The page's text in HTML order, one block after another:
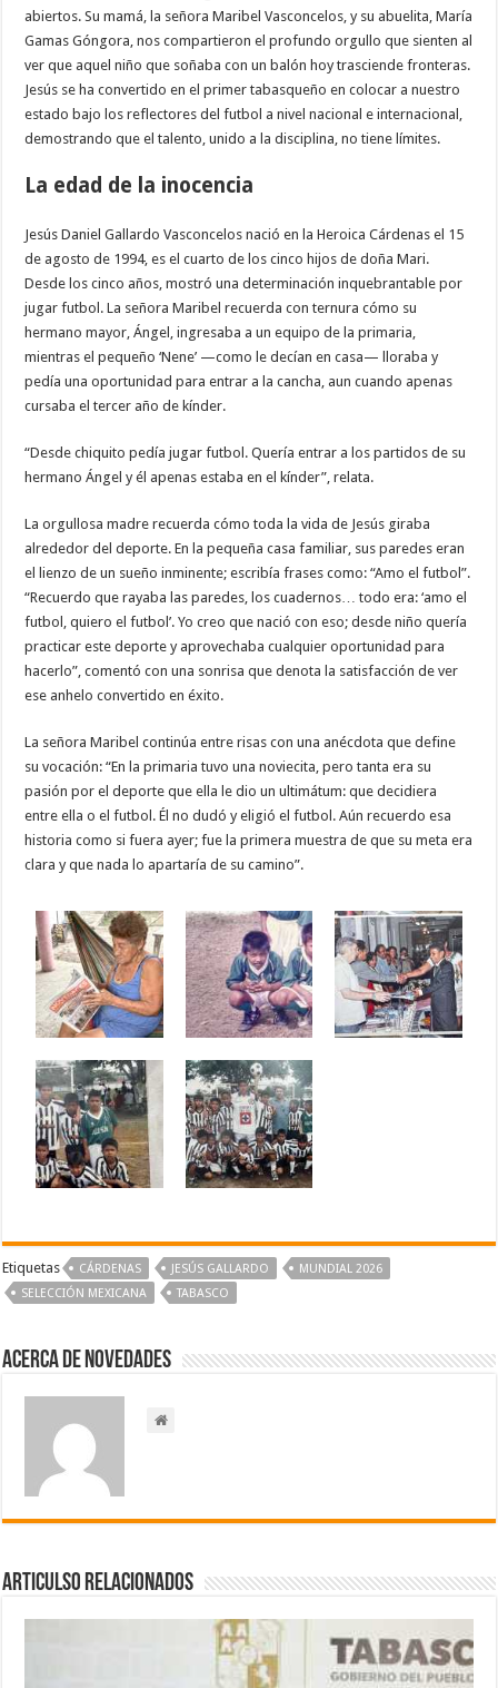
abiertos. Su mamá, la señora Maribel Vasconcelos, y su abuelita, María
Gamas Góngora, nos compartieron el profundo orgullo que sienten al
ver que aquel niño que soñaba con un balón hoy trasciende fronteras.
Jesús se ha convertido en el primer tabasqueño en colocar a nuestro
estado bajo los reflectores del futbol a nivel nacional e internacional,
demostrando que el talento, unido a la disciplina, no tiene límites.
La edad de la inocencia
Jesús Daniel Gallardo Vasconcelos nació en la Heroica Cárdenas el 15
de agosto de 1994, es el cuarto de los cinco hijos de doña Mari.
Desde los cinco años, mostró una determinación inquebrantable por
jugar futbol. La señora Maribel recuerda con ternura cómo su
hermano mayor, Ángel, ingresaba a un equipo de la primaria,
mientras el pequeño ‘Nene’ —como le decían en casa— lloraba y
pedía una oportunidad para entrar a la cancha, aun cuando apenas
cursaba el tercer año de kínder.
“Desde chiquito pedía jugar futbol. Quería entrar a los partidos de su
hermano Ángel y él apenas estaba en el kínder”, relata.
La orgullosa madre recuerda cómo toda la vida de Jesús giraba
alrededor del deporte. En la pequeña casa familiar, sus paredes eran
el lienzo de un sueño inminente; escribía frases como: “Amo el futbol”.
“Recuerdo que rayaba las paredes, los cuadernos… todo era: ‘amo el
futbol, quiero el futbol’. Yo creo que nació con eso; desde niño quería
practicar este deporte y aprovechaba cualquier oportunidad para
hacerlo”, comentó con una sonrisa que denota la satisfacción de ver
ese anhelo convertido en éxito.
La señora Maribel continúa entre risas con una anécdota que define
su vocación: “En la primaria tuvo una noviecita, pero tanta era su
pasión por el deporte que ella le dio un ultimátum: que decidiera
entre ella o el futbol. Él no dudó y eligió el futbol. Aún recuerdo esa
historia como si fuera ayer; fue la primera muestra de que su meta era
clara y que nada lo apartaría de su camino”.
Etiquetas CÁRDENAS JESÚS GALLARDO
MUNDIAL 2026
SELECCIÓN MEXICANA
TABASCO
Acerca de NOVEDADES
Articulso Relacionados